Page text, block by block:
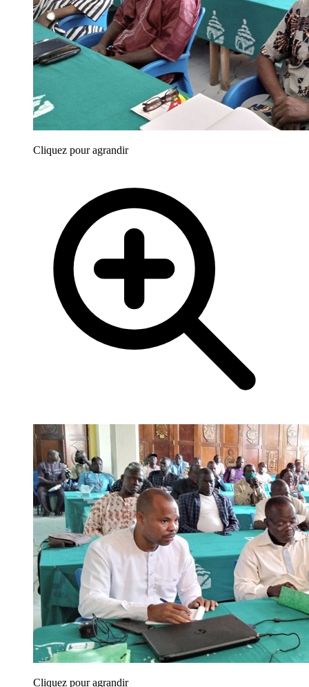
Cliquez pour agrandir
Cliquez pour agrandir